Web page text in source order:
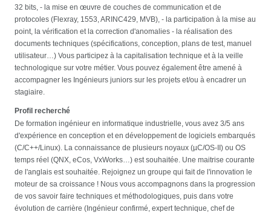
32 bits, - la mise en œuvre de couches de communication et de
protocoles (Flexray, 1553, ARINC429, MVB), - la participation à la mise au
point, la vérification et la correction d'anomalies - la réalisation des
documents techniques (spécifications, conception, plans de test, manuel
utilisateur…) Vous participez à la capitalisation technique et à la veille
technologique sur votre métier. Vous pouvez également être amené à
accompagner les Ingénieurs juniors sur les projets et/ou à encadrer un
stagiaire.
Profil recherché
De formation ingénieur en informatique industrielle, vous avez 3/5 ans
d'expérience en conception et en développement de logiciels embarqués
(C/C++/Linux). La connaissance de plusieurs noyaux (µC/OS-II) ou OS
temps réel (QNX, eCos, VxWorks…) est souhaitée. Une maitrise courante
de l'anglais est souhaitée. Rejoignez un groupe qui fait de l'innovation le
moteur de sa croissance ! Nous vous accompagnons dans la progression
de vos savoir faire techniques et méthodologiques, puis dans votre
évolution de carrière (Ingénieur confirmé, expert technique, chef de